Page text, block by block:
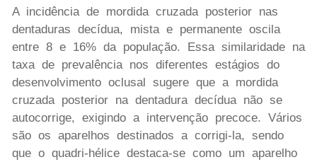
A incidência de mordida cruzada posterior nas
dentaduras decídua, mista e permanente oscila
entre 8 e 16% da população. Essa similaridade na
taxa de prevalência nos diferentes estágios do
desenvolvimento oclusal sugere que a mordida
cruzada posterior na dentadura decídua não se
autocorrige, exigindo a intervenção precoce. Vários
são os aparelhos destinados a corrigi-la, sendo
que o quadri-hélice destaca-se como um aparelho